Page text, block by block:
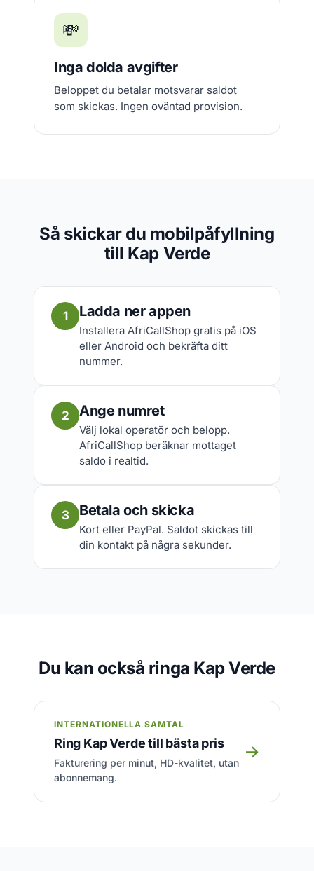
💸
Inga dolda avgifter
Beloppet du betalar motsvarar saldot
som skickas. Ingen oväntad provision.
Så skickar du mobilpåfyllning
till Kap Verde
1 Ladda ner appen
Installera AfriCallShop gratis på iOS
eller Android och bekräfta ditt
nummer.
2 Ange numret
Välj lokal operatör och belopp.
AfriCallShop beräknar mottaget
saldo i realtid.
3 Betala och skicka
Kort eller PayPal. Saldot skickas till
din kontakt på några sekunder.
Du kan också ringa Kap Verde
INTERNATIONELLA SAMTAL
Ring Kap Verde till bästa pris
Fakturering per minut, HD-kvalitet, utan
abonnemang.
→